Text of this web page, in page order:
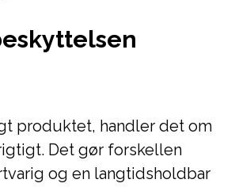
produktet, handler det om
Det gør forskellen
og en langtidsholdbar